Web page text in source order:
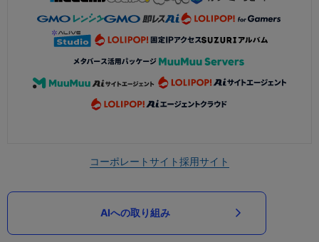
コーポレートサイト採用サイト
AIへの取り組み